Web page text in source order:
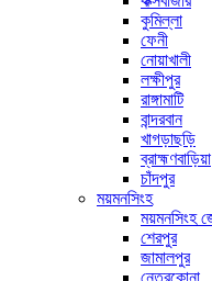
কুমিল্লা
ফেনী
নোয়াখালী
লক্ষীপুর
রাঙ্গামাটি
বান্দরবান
খাগড়াছড়ি
ব্রাহ্মণবাড়িয়া
চাঁদপুর
ময়মনসিংহ
ময়মনসিংহ
শেরপুর
জামালপুর
নেত্রকোনা